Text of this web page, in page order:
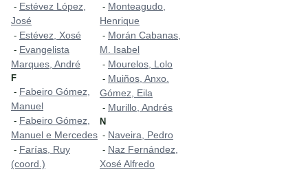
- Estévez López,
José
- Estévez, Xosé
- Evangelista
Marques, André
F
- Fabeiro Gómez,
Manuel
- Fabeiro Gómez,
Manuel e Mercedes
- Farías, Ruy
(coord.)
- Monteagudo,
Henrique
- Morán Cabanas,
M. Isabel
- Mourelos, Lolo
- Muiños, Anxo.
Gómez, Eila
- Murillo, Andrés
N
- Naveira, Pedro
- Naz Fernández,
Xosé Alfredo